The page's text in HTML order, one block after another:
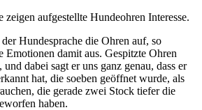
Hundesprache die Ohren auf, so
Emotionen damit aus. Gespitzte Ohren
und dabei sagt er uns ganz genau, dass er
hat, die soeben geöffnet wurde, als
die gerade zwei Stock tiefer die
haben.